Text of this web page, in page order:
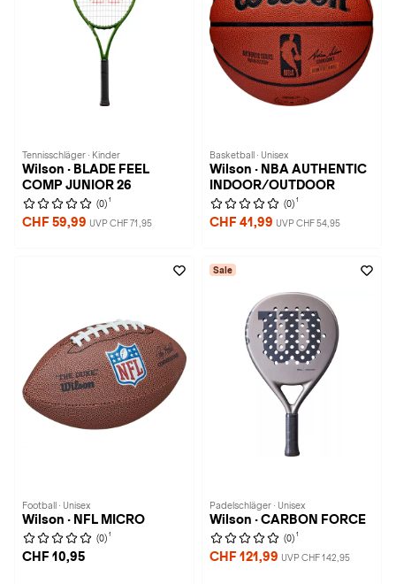
Tennisschläger · Kinder
Wilson · BLADE FEEL
COMP JUNIOR 26
(0) 1
CHF 59,99 UVP CHF 71,95
Basketball · Unisex
Wilson · NBA AUTHENTIC
INDOOR/OUTDOOR
(0) 1
CHF 41,99 UVP CHF 54,95
Football · Unisex
Wilson · NFL MICRO
(0) 1
CHF 10,95
Sale
Padelschläger · Unisex
Wilson · CARBON FORCE
(0) 1
CHF 121,99 UVP CHF 142,95